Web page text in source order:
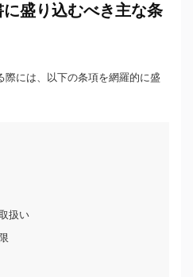
盛り込むべき主な条
には、以下の条項を網羅的に盛
扱い